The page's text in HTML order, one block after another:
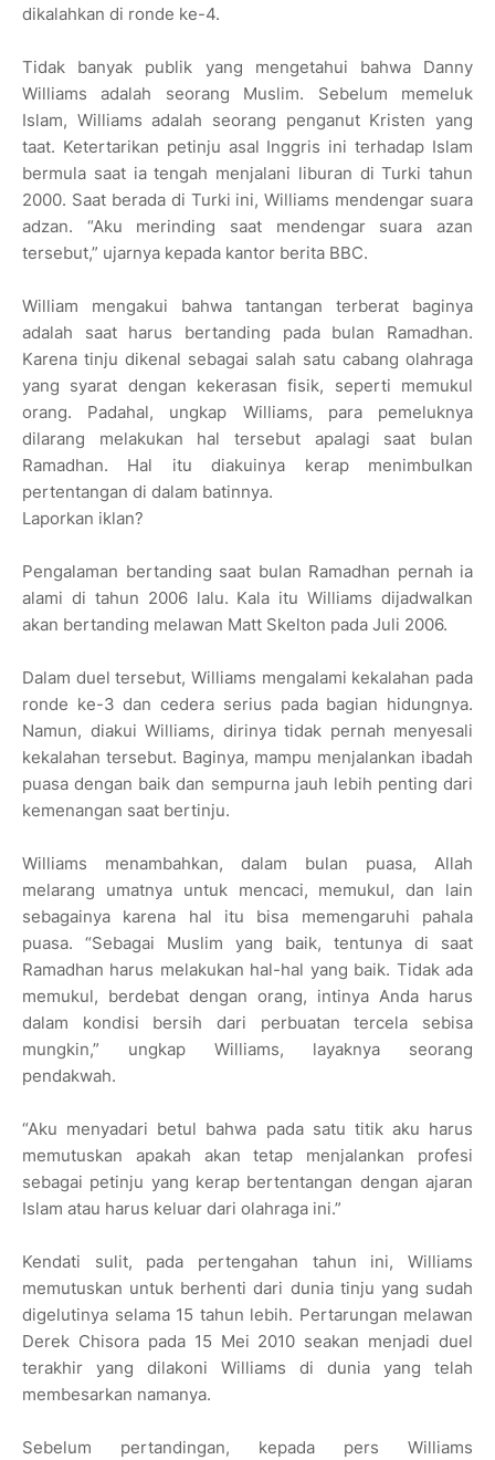
dikalahkan di ronde ke-4.
Tidak banyak publik yang mengetahui bahwa Danny
Williams adalah seorang Muslim. Sebelum memeluk
Islam, Williams adalah seorang penganut Kristen yang
taat. Ketertarikan petinju asal Inggris ini terhadap Islam
bermula saat ia tengah menjalani liburan di Turki tahun
2000. Saat berada di Turki ini, Williams mendengar suara
adzan. “Aku merinding saat mendengar suara azan
tersebut,” ujarnya kepada kantor berita BBC.
William mengakui bahwa tantangan terberat baginya
adalah saat harus bertanding pada bulan Ramadhan.
Karena tinju dikenal sebagai salah satu cabang olahraga
yang syarat dengan kekerasan fisik, seperti memukul
orang. Padahal, ungkap Williams, para pemeluknya
dilarang melakukan hal tersebut apalagi saat bulan
Ramadhan. Hal itu diakuinya kerap menimbulkan
pertentangan di dalam batinnya.
Laporkan iklan?
Pengalaman bertanding saat bulan Ramadhan pernah ia
alami di tahun 2006 lalu. Kala itu Williams dijadwalkan
akan bertanding melawan Matt Skelton pada Juli 2006.
Dalam duel tersebut, Williams mengalami kekalahan pada
ronde ke-3 dan cedera serius pada bagian hidungnya.
Namun, diakui Williams, dirinya tidak pernah menyesali
kekalahan tersebut. Baginya, mampu menjalankan ibadah
puasa dengan baik dan sempurna jauh lebih penting dari
kemenangan saat bertinju.
Williams menambahkan, dalam bulan puasa, Allah
melarang umatnya untuk mencaci, memukul, dan lain
sebagainya karena hal itu bisa memengaruhi pahala
puasa. “Sebagai Muslim yang baik, tentunya di saat
Ramadhan harus melakukan hal-hal yang baik. Tidak ada
memukul, berdebat dengan orang, intinya Anda harus
dalam kondisi bersih dari perbuatan tercela sebisa
mungkin,” ungkap Williams, layaknya seorang
pendakwah.
“Aku menyadari betul bahwa pada satu titik aku harus
memutuskan apakah akan tetap menjalankan profesi
sebagai petinju yang kerap bertentangan dengan ajaran
Islam atau harus keluar dari olahraga ini.”
Kendati sulit, pada pertengahan tahun ini, Williams
memutuskan untuk berhenti dari dunia tinju yang sudah
digelutinya selama 15 tahun lebih. Pertarungan melawan
Derek Chisora pada 15 Mei 2010 seakan menjadi duel
terakhir yang dilakoni Williams di dunia yang telah
membesarkan namanya.
Sebelum pertandingan, kepada pers Williams